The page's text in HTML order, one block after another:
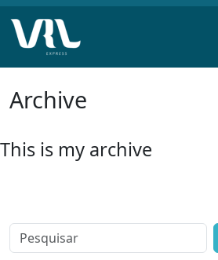
para
Archive
This is my archive
Search
for: